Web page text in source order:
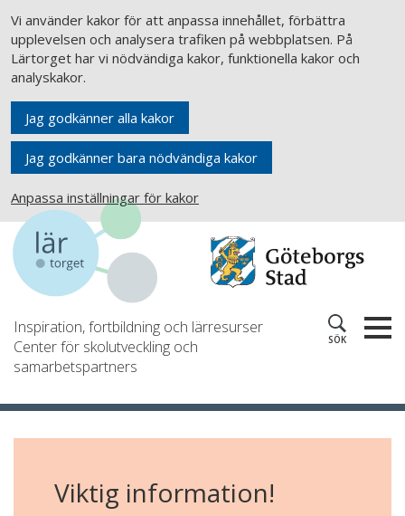
Vi använder kakor för att anpassa innehållet, förbättra
upplevelsen och analysera trafiken på webbplatsen. På
Lärtorget har vi nödvändiga kakor, funktionella kakor och
analyskakor.
Jag godkänner alla kakor
Jag godkänner bara nödvändiga kakor
Anpassa inställningar för kakor
Inspiration, fortbildning och lärresurser
Center för skolutveckling och
samarbetspartners
SÖK
Viktig information!